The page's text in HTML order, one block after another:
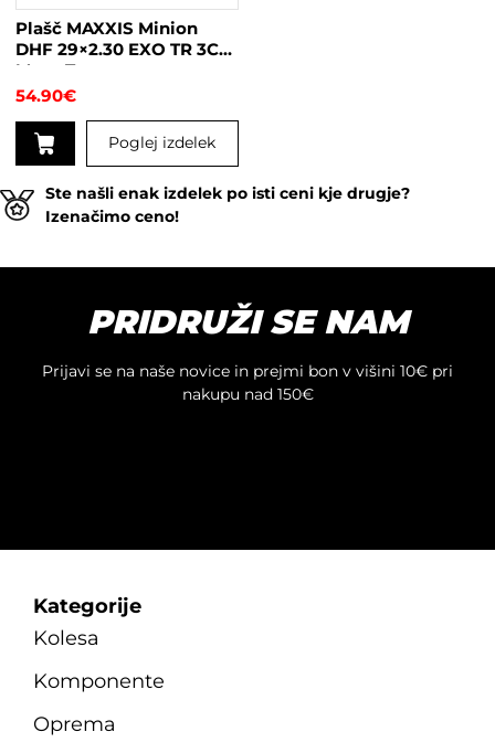
Plašč MAXXIS Minion
DHF 29×2.30 EXO TR 3C
Maxx Terra
54.90€
Poglej izdelek
Ste našli enak izdelek po isti ceni kje drugje?
Izenačimo ceno!
PRIDRUŽI SE NAM
Prijavi se na naše novice in prejmi bon v višini 10€ pri
nakupu nad 150€
Kategorije
Kolesa
Komponente
Oprema